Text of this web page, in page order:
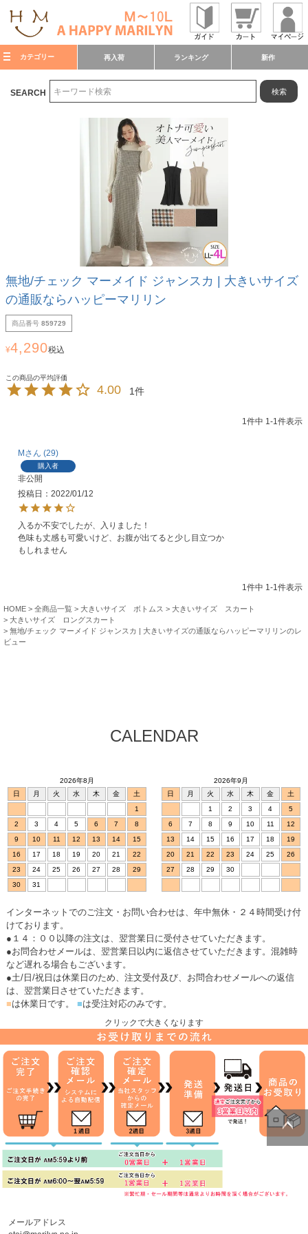
カテゴリー 再入荷 ランキング 新作
SEARCH 検索
無地/チェック マーメイド ジャンスカ | 大きいサイズ
の通販ならハッピーマリリン
商品番号 859729
¥4,290税込
4.00 1
1件中 1-1件表示
M 29
購入者
非公開
投稿日
2022/01/12
入るか不安でしたが、入りました！
色味も丈感も可愛いけど、お腹が出てると少し目立つか
1件中 1-1件表示
HOME 全商品一覧 大きいサイズ ボトムス
大きいサイズ スカート
大きいサイズ ロングスカート
無地/チェック マーメイド ジャンスカ | 大きいサイズの通販ならハッピーマリリンのレ
ビュー
ページトッ
CALENDAR
2026年8月
日
月 火 水 木 金
土
1
2
3 4 5 6 7
8
9
10 11 12 13 14
15
16
17 18 19 20 21
22
23
24 25 26 27 28
29
30
31
2026年9月
日
月 火 水 木 金
土
1
2 3 4
5
6
7 8 9 10 11
12
13
14 15 16 17 18
19
20
21 22 23 24 25
26
27
28 29 30
インターネットでのご注文・お問い合わせは、年中無休・２４時間受け付
けております。
●１４：００以降の注文は、翌営業日に受付させていただきます。
●お問合わせメールは、翌営業日以内に返信させていただきます。混雑時
など遅れる場合もございます。
●土/日/祝日は休業日のため、注文受付及び、お問合わせメールへの返信
は、翌営業日させていただきます。
■は休業日です。 ■は受注対応のみです。
クリックで大きくなります
メールアドレス